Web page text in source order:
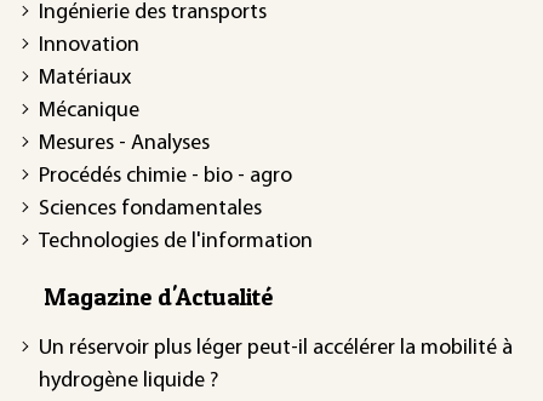
Ingénierie des transports
Innovation
Matériaux
Mécanique
Mesures - Analyses
Procédés chimie - bio - agro
Sciences fondamentales
Technologies de l'information
Magazine d'Actualité
Un réservoir plus léger peut-il accélérer la mobilité à
hydrogène liquide ?